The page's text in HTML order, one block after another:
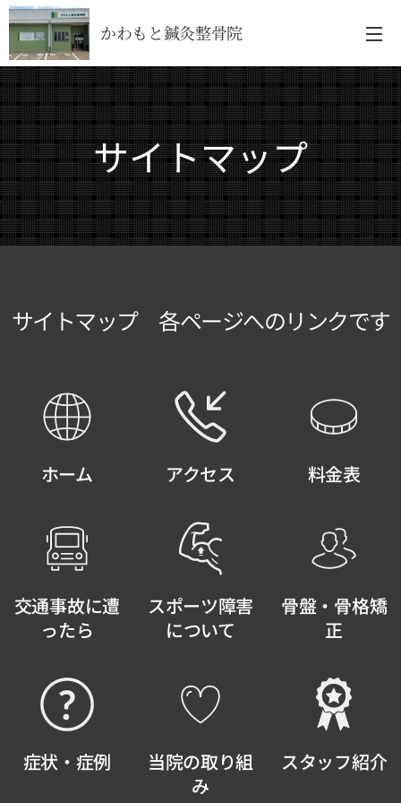
かわもと鍼灸整骨院
サイトマップ
サイトマップ 各ページへのリンクです
ホーム アクセス 料金表
交通事故に遭
ったら
スポーツ障害
について
骨盤・骨格矯
正
症状・症例
当院の取り組
み
スタッフ紹介